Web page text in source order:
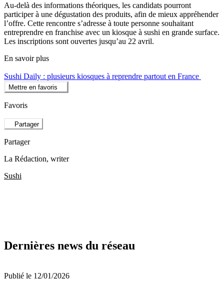
Au-delà des informations théoriques, les candidats pourront
participer à une dégustation des produits, afin de mieux appréhender
l’offre. Cette rencontre s’adresse à toute personne souhaitant
entreprendre en franchise avec un kiosque à sushi en grande surface.
Les inscriptions sont ouvertes jusqu’au 22 avril.
En savoir plus
Sushi Daily : plusieurs kiosques à reprendre partout en France
Mettre en favoris
Favoris
Partager
Partager
La Rédaction, writer
Sushi
Dernières news du réseau
Publié le 12/01/2026